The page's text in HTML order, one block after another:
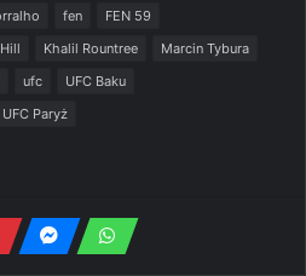
fen
FEN 59
Khalil Rountree
Marcin Tybura
ufc
UFC Baku
UFC Paryż